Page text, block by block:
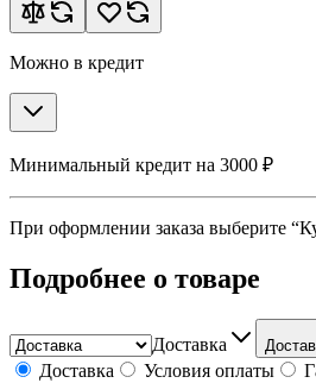
Можно в кредит
Минимальный кредит на 3000 ₽
При оформлении заказа выберите
Подробнее о товаре
Доставка
Доставка Условия оплаты